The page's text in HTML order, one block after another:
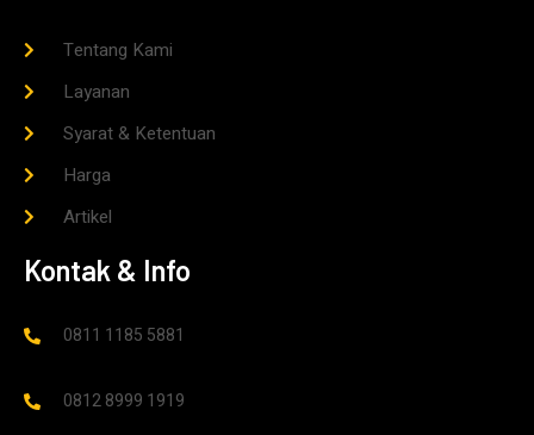
Tentang Kami
Layanan
Syarat & Ketentuan
Harga
Artikel
Kontak & Info
0811 1185 5881
0812 8999 1919